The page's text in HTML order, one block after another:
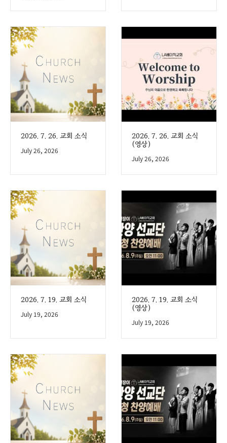
2026. 7. 26. 교회 소식
July 26, 2026
2026. 7. 26. 교회 소식
(영상)
July 26, 2026
2026. 7. 19. 교회 소식
July 19, 2026
2026. 7. 19. 교회 소식
(영상)
July 19, 2026